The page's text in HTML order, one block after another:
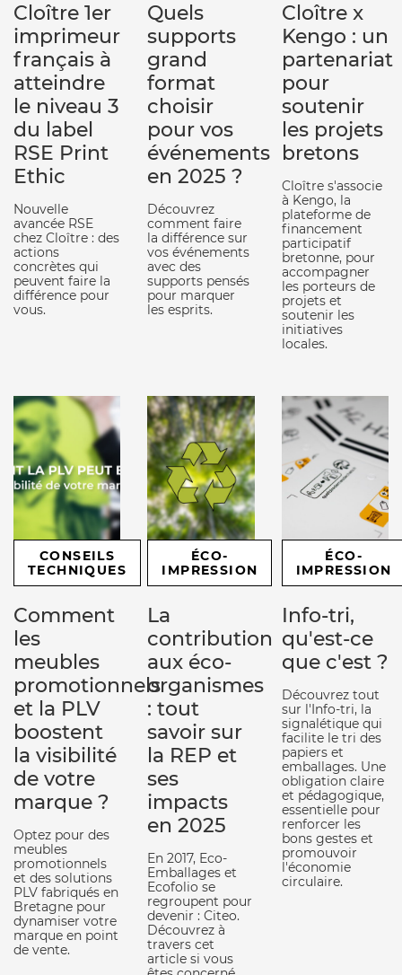
Cloître 1er
imprimeur
français à
atteindre
le niveau 3
du label
RSE Print
Ethic
Nouvelle
avancée RSE
chez Cloître : des
actions
concrètes qui
peuvent faire la
différence pour
vous.
Quels
supports
grand
format
choisir
pour vos
événements
en 2025 ?
Découvrez
comment faire
la différence sur
vos événements
avec des
supports pensés
pour marquer
les esprits.
Cloître x
Kengo : un
partenariat
pour
soutenir
les projets
bretons
Cloître s'associe
à Kengo, la
plateforme de
financement
participatif
bretonne, pour
accompagner
les porteurs de
projets et
soutenir les
initiatives
locales.
CONSEILS
TECHNIQUES
Comment
les
meubles
promotionnels
et la PLV
boostent
la visibilité
de votre
marque ?
Optez pour des
meubles
promotionnels
et des solutions
PLV fabriqués en
Bretagne pour
dynamiser votre
marque en point
de vente.
ÉCO-
IMPRESSION
La
contribution
aux éco-
organismes
: tout
savoir sur
la REP et
ses
impacts
en 2025
En 2017, Eco-
Emballages et
Ecofolio se
regroupent pour
devenir : Citeo.
Découvrez à
travers cet
article si vous
ÉCO-
IMPRESSION
Info-tri,
qu'est-ce
que c'est ?
Découvrez tout
sur l'Info-tri, la
signalétique qui
facilite le tri des
papiers et
emballages. Une
obligation claire
et pédagogique,
essentielle pour
renforcer les
bons gestes et
promouvoir
l'économie
circulaire.